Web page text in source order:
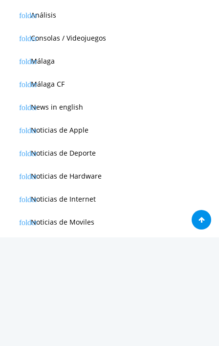
Análisis
Consolas / Videojuegos
Málaga
Málaga CF
News in english
Noticias de Apple
Noticias de Deporte
Noticias de Hardware
Noticias de Internet
Noticias de Moviles